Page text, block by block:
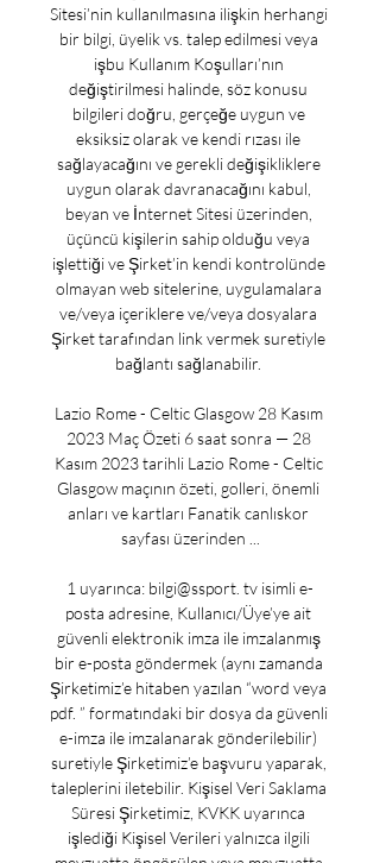
Sitesi’nin kullanılmasına ilişkin herhangi
bir bilgi, üyelik vs. talep edilmesi veya
işbu Kullanım Koşulları’nın
değiştirilmesi halinde, söz konusu
bilgileri doğru, gerçeğe uygun ve
eksiksiz olarak ve kendi rızası ile
sağlayacağını ve gerekli değişikliklere
uygun olarak davranacağını kabul,
beyan ve İnternet Sitesi üzerinden,
üçüncü kişilerin sahip olduğu veya
işlettiği ve Şirket’in kendi kontrolünde
olmayan web sitelerine, uygulamalara
ve/veya içeriklere ve/veya dosyalara
Şirket tarafından link vermek suretiyle
bağlantı sağlanabilir.
Lazio Rome - Celtic Glasgow 28 Kasım
2023 Maç Özeti 6 saat sonra — 28
Kasım 2023 tarihli Lazio Rome - Celtic
Glasgow maçının özeti, golleri, önemli
anları ve kartları Fanatik canlıskor
sayfası üzerinden ...
1 uyarınca: bilgi@ssport. tv isimli e-
posta adresine, Kullanıcı/Üye’ye ait
güvenli elektronik imza ile imzalanmış
bir e-posta göndermek (aynı zamanda
Şirketimiz’e hitaben yazılan “word veya
pdf. ” formatındaki bir dosya da güvenli
e-imza ile imzalanarak gönderilebilir)
suretiyle Şirketimiz’e başvuru yaparak,
taleplerini iletebilir. Kişisel Veri Saklama
Süresi Şirketimiz, KVKK uyarınca
işlediği Kişisel Verileri yalnızca ilgili